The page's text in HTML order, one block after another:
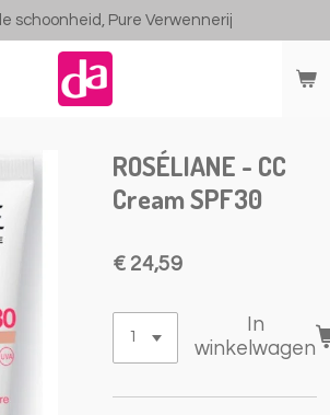
schoonheid, Pure Verwennerij
ROSÉLIANE - CC
Cream SPF30
€ 24,59
In
winkelwagen